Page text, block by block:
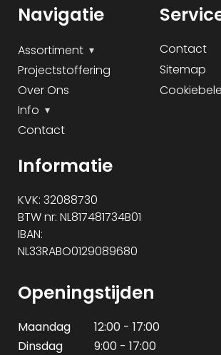
Navigatie
Assortiment
Projectstoffering
Over Ons
Info
Contact
Contact
Sitemap
Informatie
KVK: 32088730
BTW nr: NL817481734B01
IBAN:
NL33RABO0129089680
Openingstijden
Maandag
12:00 - 17:00
Dinsdag
9:00 - 17:00